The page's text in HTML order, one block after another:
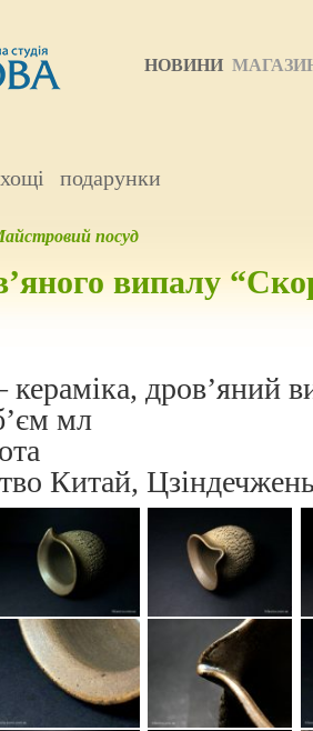
НОВИНИ
подарунки
посуд
випалу
кераміка, дров’яний
мл
Китай,